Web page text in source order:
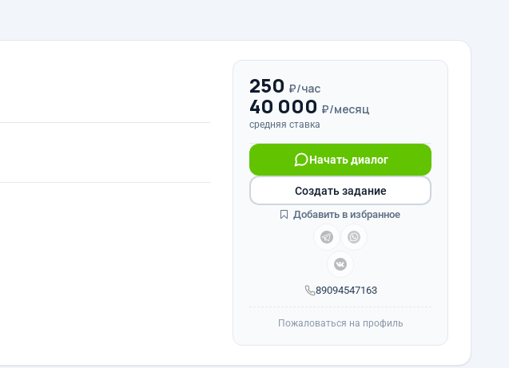
250 ₽/час
40 000 ₽/месяц
средняя ставка
89094547163
Начать диалог
Создать задание
Добавить в избранное
Пожаловаться на профиль